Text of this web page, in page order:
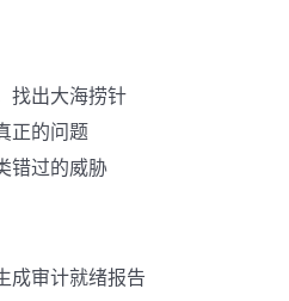
找出大海捞针
正的问题
错过的威胁
成审计就绪报告